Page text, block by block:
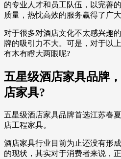
的专业人才和员工队伍，以完善
质量，热忱高效的服务赢得了广
对于很多对酒店文化不太感兴趣
牌的吸引力不大。可是，对于以
有木有瞪大两眼呢?
五星级酒店家具品牌
店家具?
五星级酒店家具品牌首选江苏春
店工程家具。
酒店家具行业目前为止还没有形
的现状，其实对于消费者来说，